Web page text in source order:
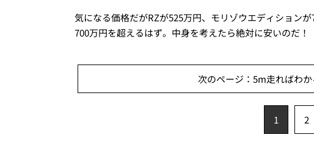
気になる価格だがRZが525万円、モリゾウエディション
700万円を超えるはず。中身を考えたら絶対に安いのだ！
次のページ：5m走ればわ
1 2